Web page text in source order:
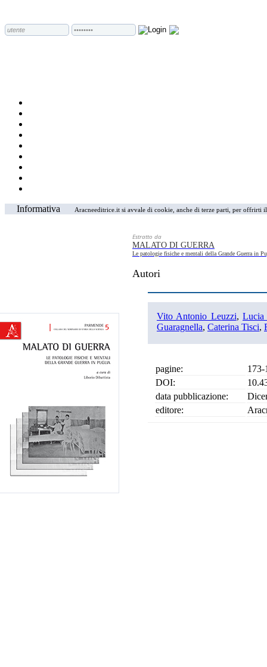
Informativa Aracneeditrice.it si avvale di cookie, anche di terze parti, per
Estratto da
MALATO DI GUERRA
Le patologie fisiche e mentali della Grande Guerra in
Autori
Vito Antonio Leuzzi,Lucia
Guaragnella, Caterina Tisci,
pagine:
173-
DOI:
data pubblicazione:
editore: